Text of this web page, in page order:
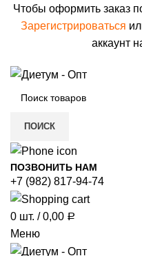
Чтобы оформить заказ
Зарегистрироваться
аккаунт
ПОИСК
ПОЗВОНИТЬ НАМ
+7 (982) 817-94-74
0 шт. / 0,00 Р
Меню